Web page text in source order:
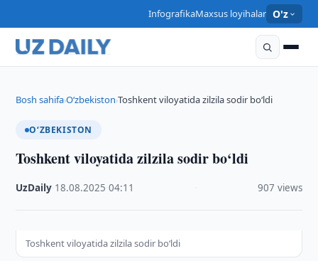
InfografikaMaxsus loyihalar O'z
Bosh sahifa›O‘zbekiston›Toshkent viloyatida zilzila sodir bo‘ldi
O‘ZBEKISTON
Toshkent viloyatida zilzila sodir bo‘ldi
UzDaily 18.08.2025 ·04:11 907 views
Toshkent viloyatida zilzila sodir bo‘ldi